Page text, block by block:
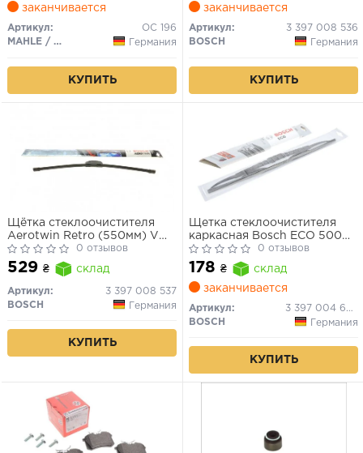
заканчивается
Артикул:
OC 196
MAHLE / KNECHT
Германия
КУПИТЬ
заканчивается
Артикул:
3 397 008 536
BOSCH
Германия
КУПИТЬ
Щётка стеклоочистителя
Aerotwin Retro (550мм) VW
Golf, Passat, Audi A4, A6
0 отзывов
529 ₴ склад
Артикул:
3 397 008 537
BOSCH
Германия
КУПИТЬ
Щетка стеклоочистителя
каркасная Bosch ECO 500
мм (20")
0 отзывов
178 ₴
склад
заканчивается
Артикул:
3 397 004 670
BOSCH
Германия
КУПИТЬ